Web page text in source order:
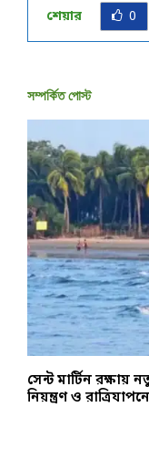
শেয়ার 0
সম্পর্কিত পোস্ট
সেন্ট মার্টিন রক্ষায়
নিয়ন্ত্রণ ও